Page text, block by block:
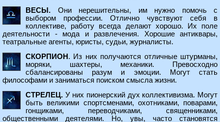
ВЕСЫ. Они нерешительны, им нужно помочь с
выбором профессии. Отлично чувствуют себя в
коллективе, работу всегда делают хорошо. Их поле
деятельности - мода и развлечения. Хорошие антиквары,
театральные агенты, юристы, судьи, журналисты.
СКОРПИОН . Из них получаются отличные штурманы,
моряки, шахтеры, механики. Превосходно
сбалансированы разум и эмоции. Могут стать
философами и заниматься поиском смысла жизни.
СТРЕЛЕЦ. У них пионерский дух коллективизма. Могут
быть великими спортсменами, охотниками, поварами,
гонщиками, переводчиками, священниками,
общественными деятелями. Но, увы, часто становятся